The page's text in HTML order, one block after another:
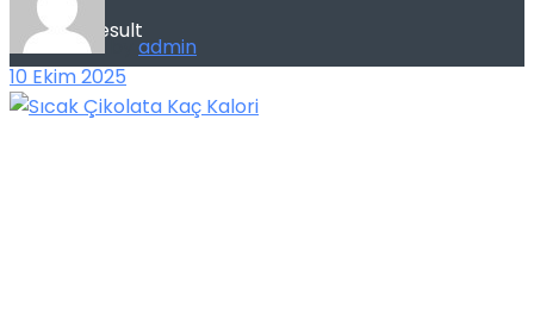
View All Result
admin
10 Ekim 2025